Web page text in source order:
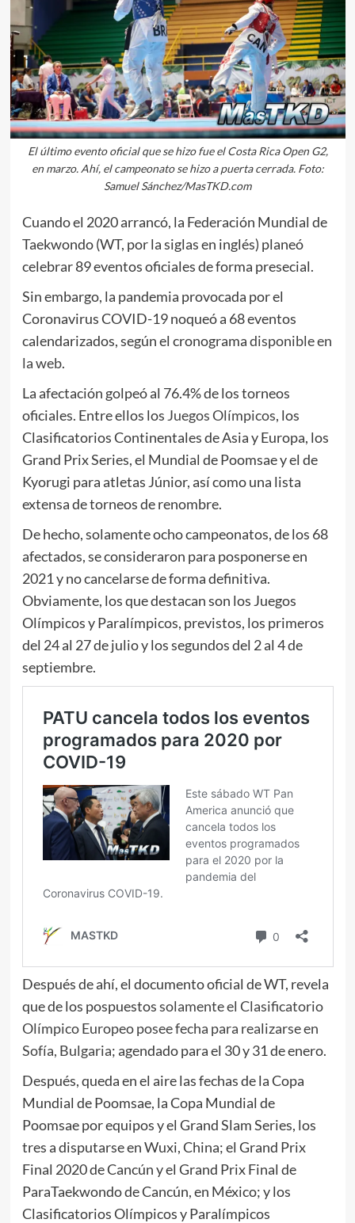
El último evento oficial que se hizo fue el Costa Rica Open G2,
en marzo. Ahí, el campeonato se hizo a puerta cerrada. Foto:
Samuel Sánchez/MasTKD.com
Cuando el 2020 arrancó, la Federación Mundial de
Taekwondo (WT, por la siglas en inglés) planeó
celebrar 89 eventos oficiales de forma presecial.
Sin embargo, la pandemia provocada por el
Coronavirus COVID-19 noqueó a 68 eventos
calendarizados, según el cronogramadisponible en
la web.
La afectación golpeó al 76.4% de los torneos
oficiales. Entre ellos los Juegos Olímpicos, los
Clasificatorios Continentales de Asia y Europa, los
Grand Prix Series, el Mundial de Poomsae y el de
Kyorugi para atletas Júnior, así como una lista
extensa de torneos de renombre.
De hecho, solamente ocho campeonatos, de los 68
afectados, se consideraron para posponerse en
2021 y no cancelarse de forma definitiva.
Obviamente, los que destacan son los Juegos
Olímpicos y Paralímpicos, previstos, los primeros
del 24 al 27 de julio y los segundos del 2 al 4 de
septiembre.
Después de ahí, el documento oficial de WT, revela
que de los pospuestossolamente el Clasificatorio
Olímpico Europeo posee fecha para realizarse en
Sofía, Bulgaria; agendado para el 30 y 31 de enero.
Después, queda en el aire las fechas de la Copa
Mundial de Poomsae, la Copa Mundial de
Poomsae por equipos y el Grand Slam Series, los
tres a disputarse en Wuxi, China; el Grand Prix
Final 2020 de Cancún y el Grand Prix Final de
ParaTaekwondo de Cancún, en México; y los
Clasificatorios Olímpicos y Paralímpicos